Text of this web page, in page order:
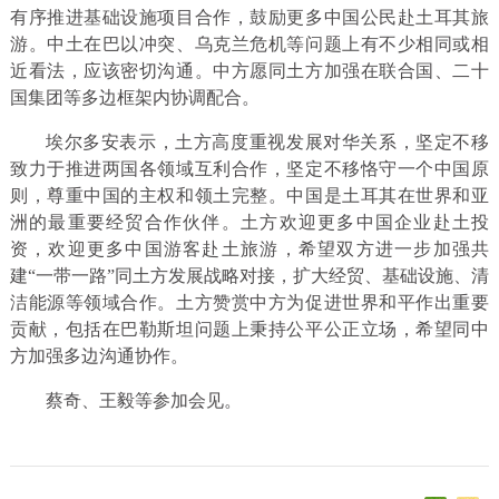
有序推进基础设施项目合作，鼓励更多中国公民赴土耳其旅
游。中土在巴以冲突、乌克兰危机等问题上有不少相同或相
近看法，应该密切沟通。中方愿同土方加强在联合国、二十
国集团等多边框架内协调配合。
埃尔多安表示，土方高度重视发展对华关系，坚定不移
致力于推进两国各领域互利合作，坚定不移恪守一个中国原
则，尊重中国的主权和领土完整。中国是土耳其在世界和亚
洲的最重要经贸合作伙伴。土方欢迎更多中国企业赴土投
资，欢迎更多中国游客赴土旅游，希望双方进一步加强共
建“一带一路”同土方发展战略对接，扩大经贸、基础设施、清
洁能源等领域合作。土方赞赏中方为促进世界和平作出重要
贡献，包括在巴勒斯坦问题上秉持公平公正立场，希望同中
方加强多边沟通协作。
蔡奇、王毅等参加会见。